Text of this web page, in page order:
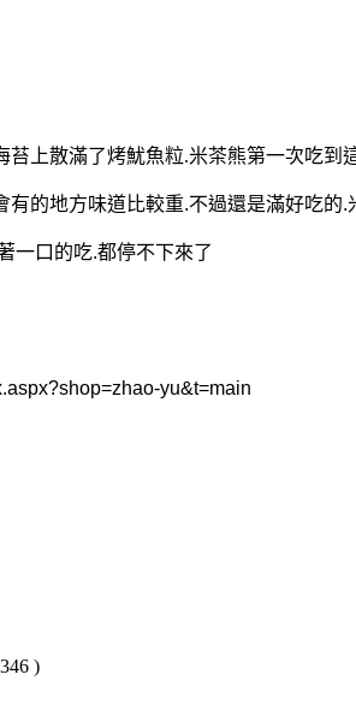
苔上散滿了烤魷魚粒.米茶熊第一次吃到
有的地方味道比較重.不過還是滿好吃的.
一口的吃.都停不下來了
yu&t=main
346 )